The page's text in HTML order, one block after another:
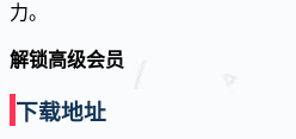
力。
解锁高级会员
下载地址